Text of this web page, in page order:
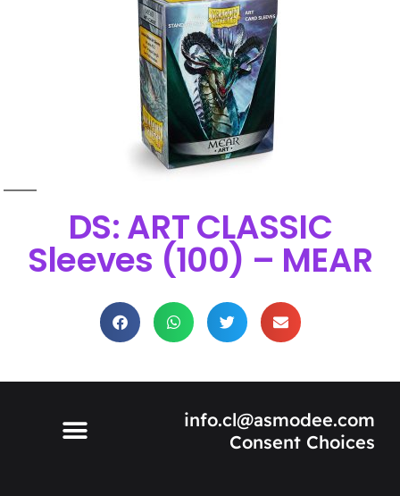
DS: ART CLASSIC
Sleeves (100) – MEAR
info.cl@asmodee.com
Consent Choices